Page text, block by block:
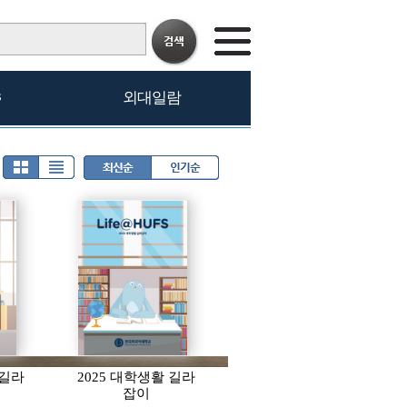
외대일람
라
2025 대학생활 길라
잡이